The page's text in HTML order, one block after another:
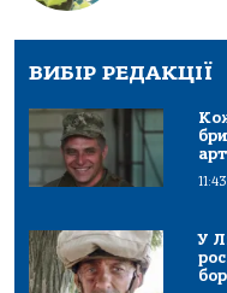
ВИБІР РЕДАКЦІЇ
У